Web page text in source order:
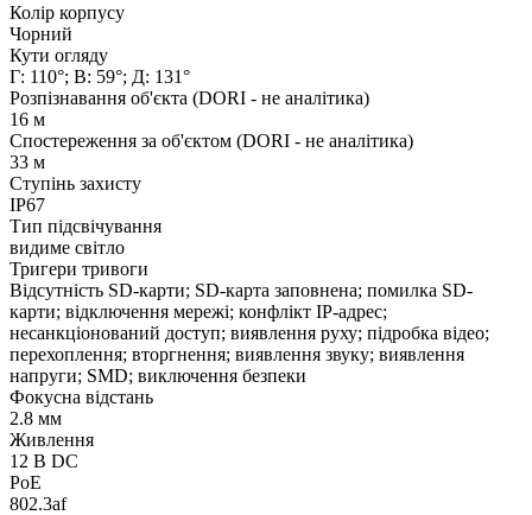
Колір корпусу
Чорний
Кути огляду
Г: 110°; В: 59°; Д: 131°
Розпізнавання об'єкта (DORI - не аналітика)
16 м
Спостереження за об'єктом (DORI - не аналітика)
33 м
Ступінь захисту
IP67
Тип підсвічування
видиме світло
Тригери тривоги
Відсутність SD-карти; SD-карта заповнена; помилка SD-
карти; відключення мережі; конфлікт IP-адрес;
несанкціонований доступ; виявлення руху; підробка відео;
перехоплення; вторгнення; виявлення звуку; виявлення
напруги; SMD; виключення безпеки
Фокусна відстань
2.8 мм
Живлення
12 В DC
PoE
802.3af